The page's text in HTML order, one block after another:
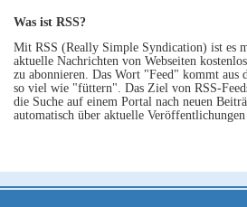
Was ist RSS?
Mit RSS (Really Simple Syndication) ist es
aktuelle Nachrichten von Webseiten
zu abonnieren. Das Wort "Feed" kommt aus
so viel wie "füttern". Das Ziel von RSS-
die Suche auf einem Portal nach neuen
automatisch über aktuelle